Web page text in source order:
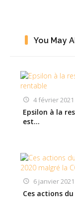
You May
4 février 2021
Epsilon à la
est…
6 janvier 2021
Ces actions